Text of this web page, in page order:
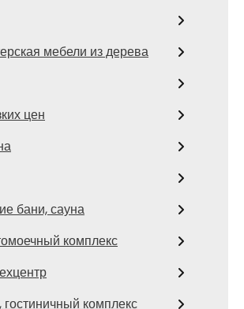
мебели из дерева
цен
бани, сауна
комплекс
комплекс